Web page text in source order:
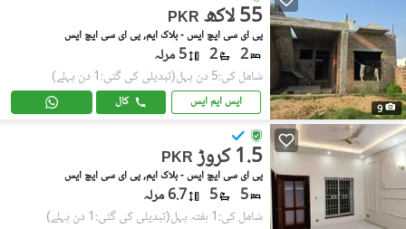
9
PKR 55 لاکھ
پی ای سی ایچ ایس - بلاک ایم, پی ای سی ایچ ایس
2
2 5 مرلہ
شامل کی:5 دن پہل (تبدیلی کی گئی:1 دن پہلے)
ایس ایم ایس کال
PKR 1.5 کروڑ
پی ای سی ایچ ایس - بلاک ایم, پی ای سی ایچ ایس
5
5 6.7 مرلہ
شامل کی:1 ہفتہ پہل (تبدیلی کی گئی:1 دن پہلے)